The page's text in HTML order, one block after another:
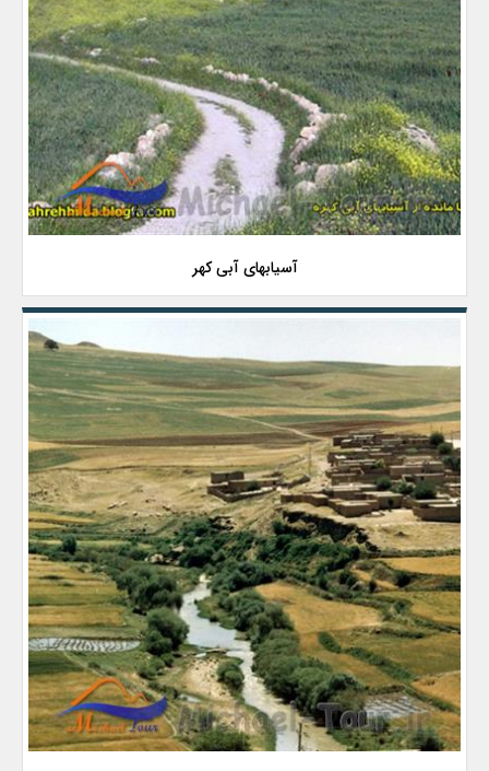
آسیابهای آبی کهر